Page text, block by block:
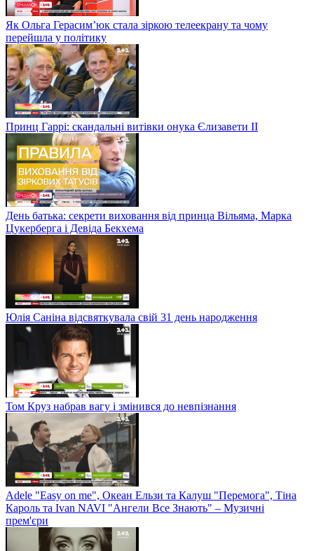
Як Ольга Герасим’юк стала зіркою телеекрану та чому
перейшла у політику
Принц Гаррі: скандальні витівки онука Єлизавети II
День батька: секрети виховання від принца Вільяма, Марка
Цукерберга і Девіда Бекхема
Юлія Саніна відсвяткувала свій 31 день народження
Том Круз набрав вагу і змінився до невпізнання
Adele "Easy on me", Океан Ельзи та Калуш "Перемога", Тіна
Кароль та Ivan NAVI "Ангели Все Знають" – Музичні
прем'єри